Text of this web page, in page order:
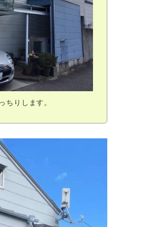
ちりします。